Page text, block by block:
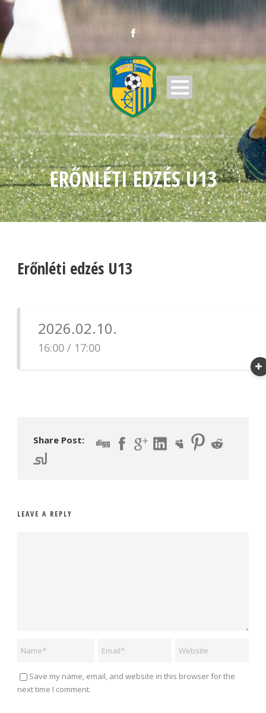
ERŐNLÉTI EDZÉS U13
Erőnléti edzés U13
2026.02.10.
16:00 / 17:00
Share Post:
LEAVE A REPLY
Save my name, email, and website in this browser for the
next time I comment.